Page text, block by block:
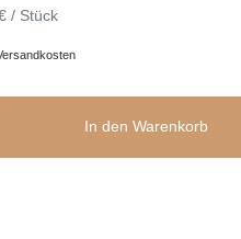
/ Stück
In den Warenkorb